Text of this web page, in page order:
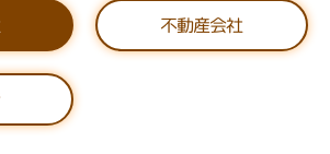
不動産会社